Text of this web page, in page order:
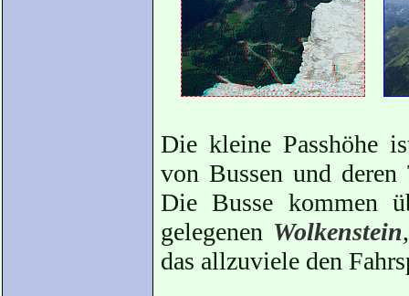
Die kleine Passhöhe
von Bussen und
Die Busse kommen
gelegenen Wolkenstein
das allzuviele den